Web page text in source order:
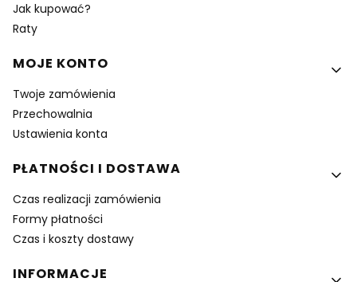
Jak kupować?
Raty
MOJE KONTO
Twoje zamówienia
Przechowalnia
Ustawienia konta
PŁATNOŚCI I DOSTAWA
Czas realizacji zamówienia
Formy płatności
Czas i koszty dostawy
INFORMACJE